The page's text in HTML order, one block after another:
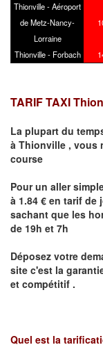
Thionville - Aéroport
de Metz-Nancy-
Lorraine
Thionville - Forbach
TARIF TAXI
La plupart du
à Thionville , vous
course
Pour un aller
à 1.84 € en tarif de
sachant que les
de 19h et 7h
Déposez votre
site c'est la
et compétitif .
Quel est la